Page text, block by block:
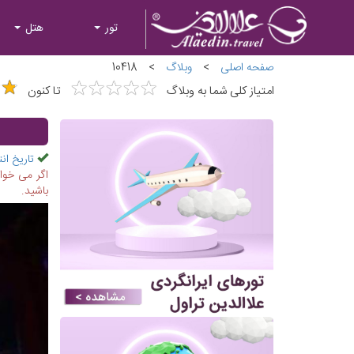
تور هتل
صفحه اصلی > وبلاگ >
10418
امتیاز کلی شما به وبلاگ ★★★★★
★★★★★ تا کنون ★
★
تاریخ
اگر می
باشید.